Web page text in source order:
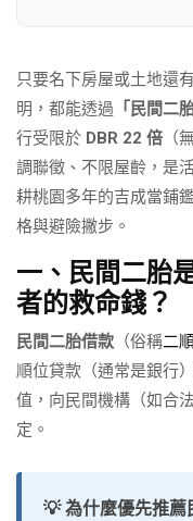
只要名下房屋或土地還
明，都能透過 「民間二
行受限於 DBR 22 倍 （
調聯徵、不限屋齡，是
耕桃園多年的吉成當鋪
格與避險撇步。
一、民間二胎
者的救命錢？
民間二胎借款 （俗稱二
順位貸款（通常是銀行
值，向民間機構（如合
定。
💡 為什麼優先推薦